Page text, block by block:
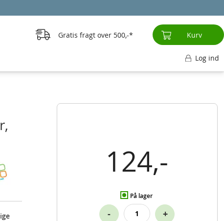
124,-
På lager
- +
Gratis fragt over 500,- Kurv
Log ind